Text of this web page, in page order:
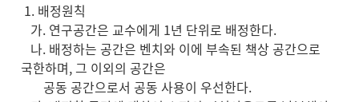
1. 배정원칙
가. 연구공간은 교수에게 1년 단위로 배정한다.
나. 배정하는 공간은 벤치와 이에 부속된 책상 공간으로
국한하며, 그 이외의 공간은
공동 공간으로서 공동 사용이 우선한다.